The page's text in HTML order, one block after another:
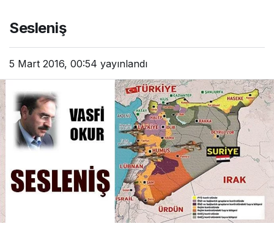
Sesleniş
5 Mart 2016, 00:54 yayınlandı